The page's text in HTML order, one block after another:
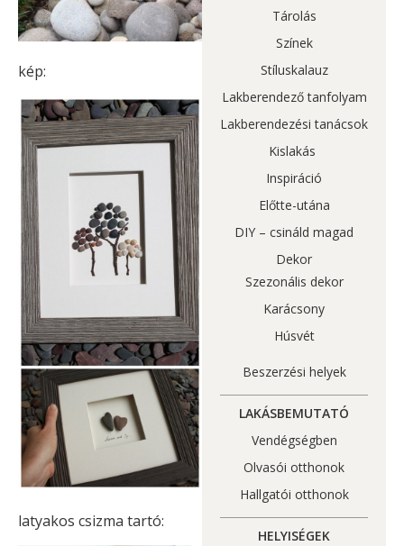
kép:
latyakos csizma tartó:
Tárolás
Színek
Stíluskalauz
Lakberendező tanfolyam
Lakberendezési tanácsok
Kislakás
Inspiráció
Előtte-utána
DIY – csináld magad
Dekor
Szezonális dekor
Karácsony
Húsvét
Beszerzési helyek
LAKÁSBEMUTATÓ
Vendégségben
Olvasói otthonok
Hallgatói otthonok
HELYISÉGEK